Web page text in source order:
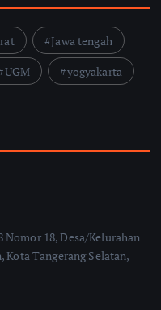
Jawa tengah
UGM yogyakarta
18, Desa/Kelurahan
Kota Tangerang Selatan,